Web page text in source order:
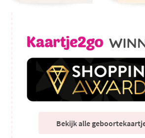
Bekijk alle